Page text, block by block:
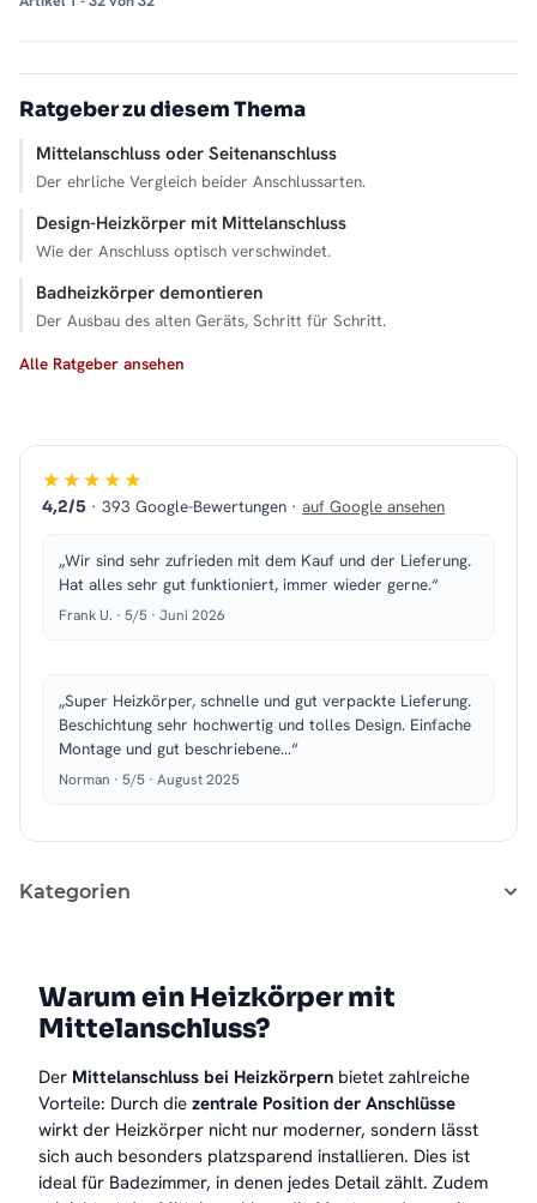
Ratgeber zu diesem Thema
Mittelanschluss oder Seitenanschluss
Der ehrliche Vergleich beider Anschlussarten.
Design-Heizkörper mit Mittelanschluss
Wie der Anschluss optisch verschwindet.
Badheizkörper demontieren
Der Ausbau des alten Geräts, Schritt für Schritt.
Alle Ratgeber ansehen
★★★★★
4,2/5 · 393 Google-Bewertungen · auf Google ansehen
„Wir sind sehr zufrieden mit dem Kauf und der Lieferung.
Hat alles sehr gut funktioniert, immer wieder gerne.“
Frank U. · 5/5 · Juni 2026
„Super Heizkörper, schnelle und gut verpackte Lieferung.
Beschichtung sehr hochwertig und tolles Design. Einfache
Montage und gut beschriebene…“
Norman · 5/5 · August 2025
Kategorien
Warum ein Heizkörper mit
Mittelanschluss?
Der Mittelanschluss bei Heizkörpern bietet zahlreiche
Vorteile: Durch die zentrale Position der Anschlüsse
wirkt der Heizkörper nicht nur moderner, sondern lässt
sich auch besonders platzsparend installieren. Dies ist
ideal für Badezimmer, in denen jedes Detail zählt. Zudem